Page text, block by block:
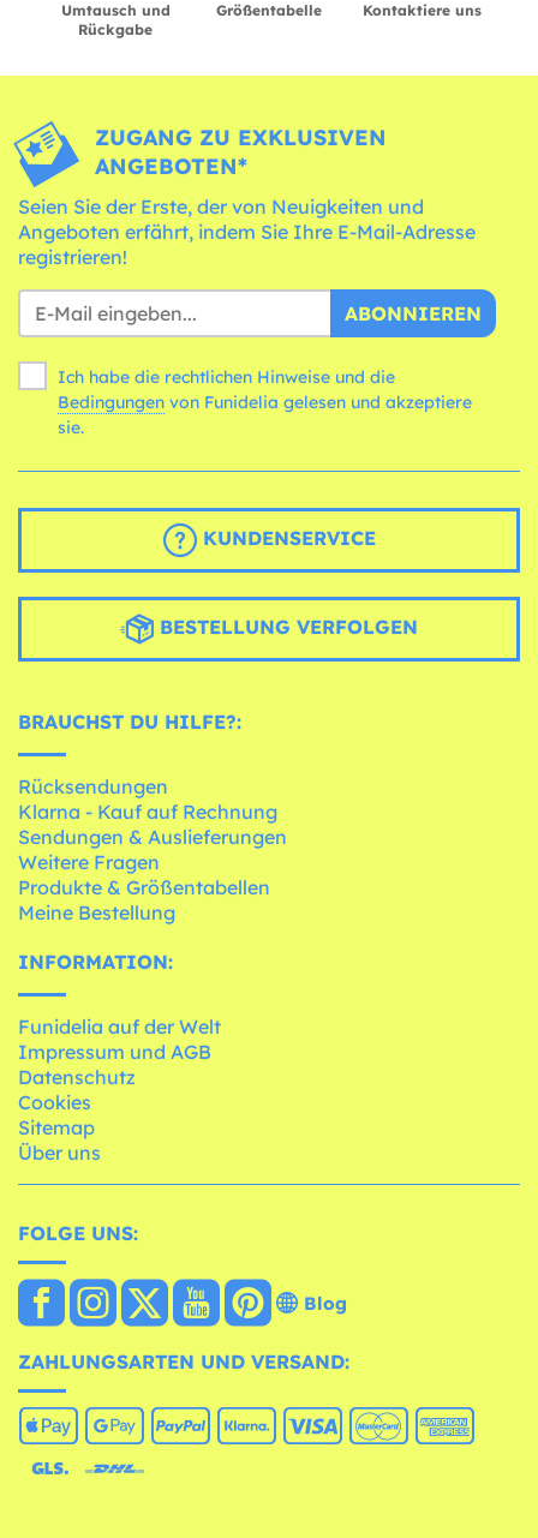
Umtausch und
Rückgabe
Größentabelle Kontaktiere uns
ZUGANG ZU EXKLUSIVEN
ANGEBOTEN*
Seien Sie der Erste, der von Neuigkeiten und
Angeboten erfährt, indem Sie Ihre E-Mail-Adresse
registrieren!
ABONNIEREN
Ich habe die rechtlichen Hinweise und die
Bedingungen
sie.
KUNDENSERVICE
BESTELLUNG VERFOLGEN
BRAUCHST DU HILFE?:
Rücksendungen
Klarna - Kauf auf Rechnung
Sendungen & Auslieferungen
Weitere Fragen
Produkte & Größentabellen
Meine Bestellung
INFORMATION:
Funidelia auf der Welt
Impressum und AGB
Datenschutz
Cookies
Sitemap
Über uns
FOLGE UNS:
Blog
ZAHLUNGSARTEN UND VERSAND: